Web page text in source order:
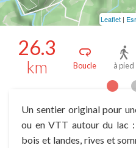
26.3
km Boucle à pied
Un sentier original pour
ou en VTT autour du lac
bois et landes, rives et
Leaflet |